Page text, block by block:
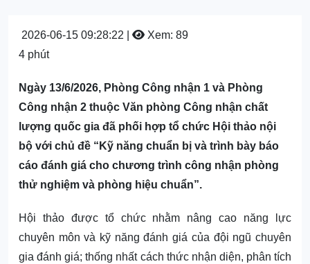
2026-06-15 09:28:22 |
Xem: 89
4 phút
Ngày 13/6/2026, Phòng Công nhận 1 và Phòng
Công nhận 2 thuộc Văn phòng Công nhận chất
lượng quốc gia đã phối hợp tổ chức Hội thảo nội
bộ với chủ đề “Kỹ năng chuẩn bị và trình bày báo
cáo đánh giá cho chương trình công nhận phòng
thử nghiệm và phòng hiệu chuẩn”.
Hội thảo được tổ chức nhằm nâng cao năng lực
chuyên môn và kỹ năng đánh giá của đội ngũ chuyên
gia đánh giá; thống nhất cách thức nhận diện, phân tích